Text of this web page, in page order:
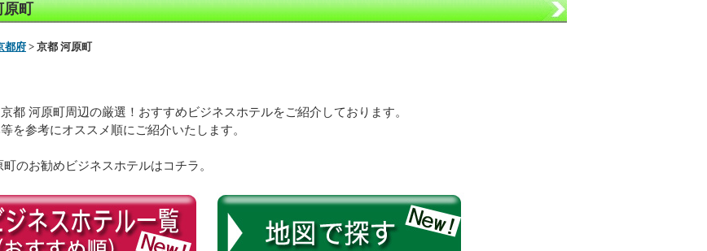
原町
都府 > 京都 河原町
都 河原町周辺の厳選！おすすめビジネスホテルをご紹介しております。
を参考にオススメ順にご紹介いたします。
のお勧めビジネスホテルはコチラ。